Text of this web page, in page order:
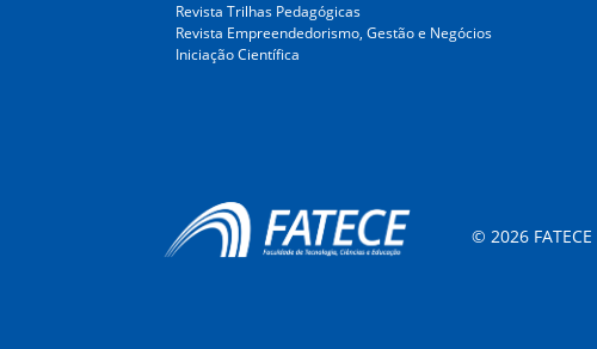
Revista Trilhas Pedagógicas
Revista Empreendedorismo, Gestão e Negócios
Iniciação Científica
© 2026 FATECE